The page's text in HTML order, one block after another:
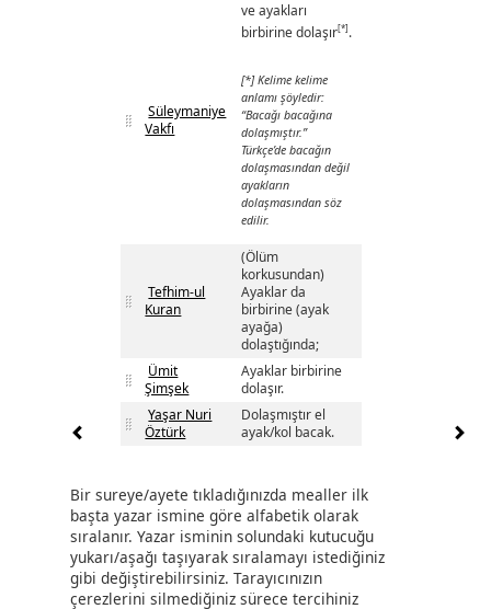
Süleymaniye
Vakfı
ve ayakları
birbirine dolaşır[*].
[*] Kelime kelime
anlamı şöyledir:
“Bacağı bacağına
dolaşmıştır.”
Türkçe’de bacağın
dolaşmasından değil
ayakların
dolaşmasından söz
edilir.
Tefhim-ul
Kuran
(Ölüm
korkusundan)
Ayaklar da
birbirine (ayak
ayağa)
dolaştığında;
Ümit
Şimşek
Ayaklar birbirine
dolaşır.
Yaşar Nuri
Öztürk
Dolaşmıştır el
ayak/kol bacak.
Bir sureye/ayete tıkladığınızda mealler ilk
başta yazar ismine göre alfabetik olarak
sıralanır. Yazar isminin solundaki kutucuğu
yukarı/aşağı taşıyarak sıralamayı istediğiniz
gibi değiştirebilirsiniz. Tarayıcınızın
çerezlerini silmediğiniz sürece tercihiniz